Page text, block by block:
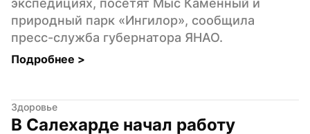
экспедициях, посетят Мыс Каменный и
природный парк «Ингилор», сообщила
пресс-служба губернатора ЯНАО.
Подробнее >
Здоровье
В Салехарде начал работу